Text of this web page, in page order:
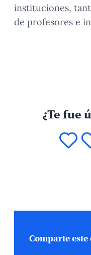
instituciones,
de profesores e
¿Te fue
Comparte